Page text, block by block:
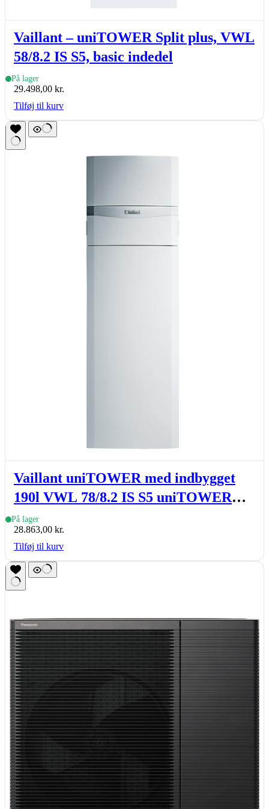
Vaillant – uniTOWER Split plus, VWL
58/8.2 IS S5, basic indedel
På lager
29.498,00 kr.
Tilføj til kurv
Vaillant uniTOWER med indbygget
190l VWL 78/8.2 IS S5 uniTOWER
basic, indedel
På lager
28.863,00 kr.
Tilføj til kurv